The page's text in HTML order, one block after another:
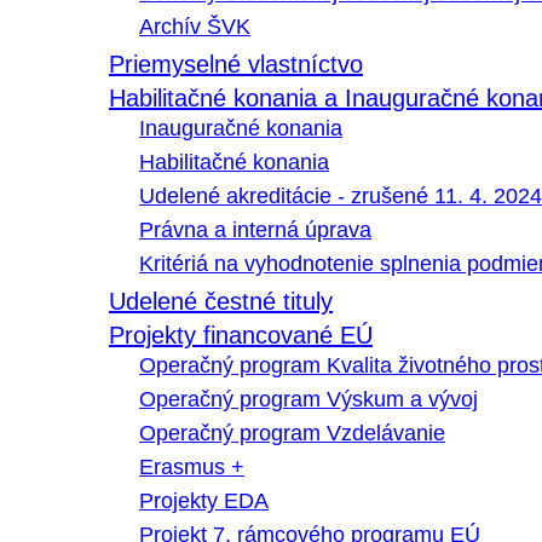
Archív ŠVK
Priemyselné vlastníctvo
Habilitačné konania a Inauguračné
Inauguračné konania
Habilitačné konania
Udelené akreditácie - zrušené 11. 4. 2024
Právna a interná úprava
Kritériá na vyhodnotenie splnenia
Udelené čestné tituly
Projekty financované EÚ
Operačný program Kvalita životného
Operačný program Výskum a vývoj
Operačný program Vzdelávanie
Erasmus +
Projekty EDA
Projekt 7. rámcového programu EÚ